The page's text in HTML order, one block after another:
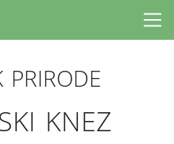
prirode
knez